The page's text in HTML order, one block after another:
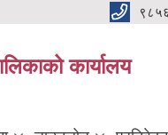
कार्यालय